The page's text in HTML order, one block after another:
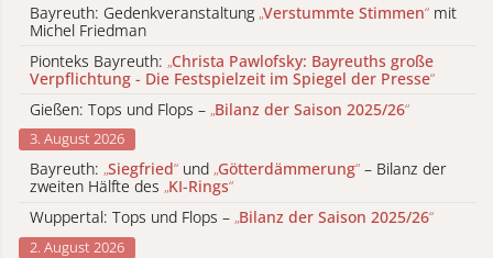
Bayreuth: Gedenkveranstaltung „Verstummte Stimmen“ mit
Michel Friedman
Pionteks Bayreuth: „Christa Pawlofsky: Bayreuths große
Verpflichtung - Die Festspielzeit im Spiegel der Presse“
Gießen: Tops und Flops – „Bilanz der Saison 2025/26“
3. August 2026
Bayreuth: „Siegfried“ und „Götterdämmerung“ – Bilanz der
zweiten Hälfte des „KI-Rings“
Wuppertal: Tops und Flops – „Bilanz der Saison 2025/26“
2. August 2026